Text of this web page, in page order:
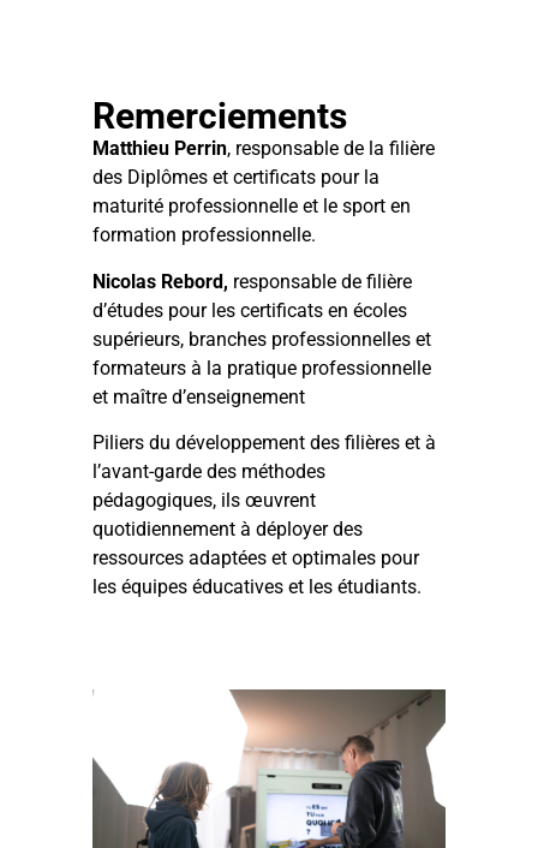
Remerciements
Matthieu Perrin, responsable de la filière
des Diplômes et certificats pour la
maturité professionnelle et le sport en
formation professionnelle.
Nicolas Rebord, responsable de filière
d’études pour les certificats en écoles
supérieurs, branches professionnelles et
formateurs à la pratique professionnelle
et maître d’enseignement
Piliers du développement des filières et à
l’avant-garde des méthodes
pédagogiques, ils œuvrent
quotidiennement à déployer des
ressources adaptées et optimales pour
les équipes éducatives et les étudiants.